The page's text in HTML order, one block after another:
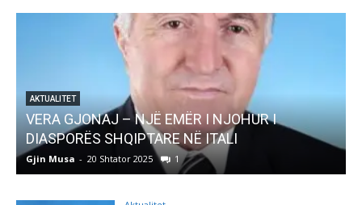
AKTUALITET
Pregaditi Gjin Musa-Rome- Shtator 2025
Gjin Musa - 8 Shtator 2025 0